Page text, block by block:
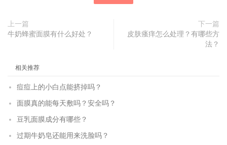
上一篇
牛奶蜂蜜面膜有什么好处？
下一篇
皮肤瘙痒怎么处理？有哪些方
法？
相关推荐
痘痘上的小白点能挤掉吗？
面膜真的能每天敷吗？安全吗？
豆乳面膜成分有哪些？
过期牛奶皂还能用来洗脸吗？